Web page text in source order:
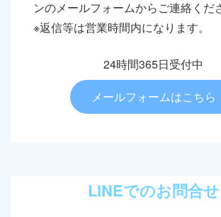
ンのメールフォームからご連絡くだ
※返信等は営業時間内になります。
24時間365日受付中
メールフォームはこちら
LINEでのお問合せ